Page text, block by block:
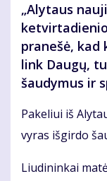
„Alytaus
pranešė, kad
link Daugų,
šaudymus ir
Pakeliui iš
vyras išgirdo
Liudininkai